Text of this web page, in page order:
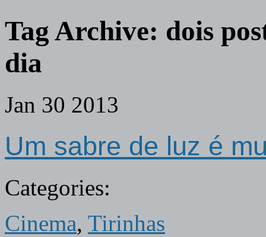
Tag Archive: dois
dia
Jan 30 2013
Um sabre de luz é
Categories:
Cinema, Tirinhas